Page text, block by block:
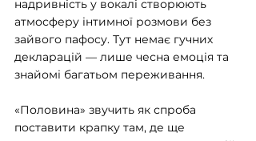
надривність у вокалі створюють
атмосферу інтимної розмови без
зайвого пафосу. Тут немає гучних
декларацій — лише чесна емоція та
знайомі багатьом переживання.
«Половина» звучить як спроба
поставити крапку там, де ще